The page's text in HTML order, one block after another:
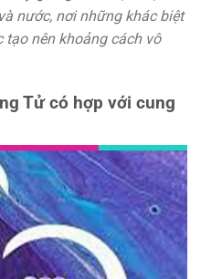
nước, nơi những khác biệt
nên khoảng cách vô
Tử có hợp với cung